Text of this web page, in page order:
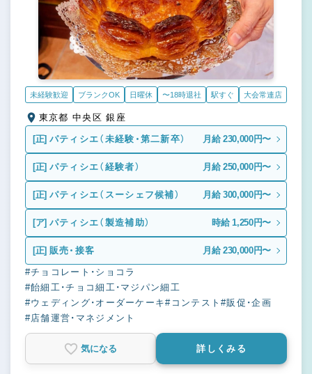
未経験歓迎 ブランクOK 日曜休 〜18時退社 駅すぐ 大会常連店
東京都 中央区 銀座
[正] パティシエ（未経験・第二新卒） 月給 230,000円〜
[正] パティシエ（経験者） 月給 250,000円〜
[正] パティシエ（スーシェフ候補） 月給 300,000円〜
[ア] パティシエ（製造補助） 時給 1,250円〜
[正] 販売・接客 月給 230,000円〜
#チョコレート・ショコラ
#飴細工・チョコ細工・マジパン細工
#ウェディング・オーダーケーキ#コンテスト#販促・企画
#店舗運営・マネジメント
気になる 詳しくみる